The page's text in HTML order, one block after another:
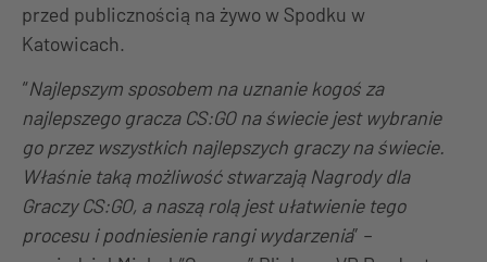
przed publicznością na żywo w Spodku w
Katowicach.
“Najlepszym sposobem na uznanie kogoś za
najlepszego gracza CS:GO na świecie jest wybranie
go przez wszystkich najlepszych graczy na świecie.
Właśnie taką możliwość stwarzają Nagrody dla
Graczy CS:GO, a naszą rolą jest ułatwienie tego
procesu i podniesienie rangi wydarzenia” –